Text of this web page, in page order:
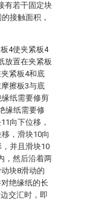
有若干固定块
接触面积，
4使夹紧板4
放置在夹紧板
紧板4和底
擦板3与底
纸需要修剪
缘纸需要修
向下位移，
，滑块10向
并且滑块10
，然后沿着两
块8滑动的
绝缘纸的长
交汇时，即